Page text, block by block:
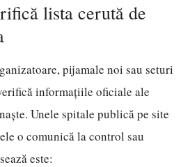
lista cerută de
pijamale noi sau seturi
informațiile oficiale ale
Unele spitale publică pe site
o comunică la control sau
este: